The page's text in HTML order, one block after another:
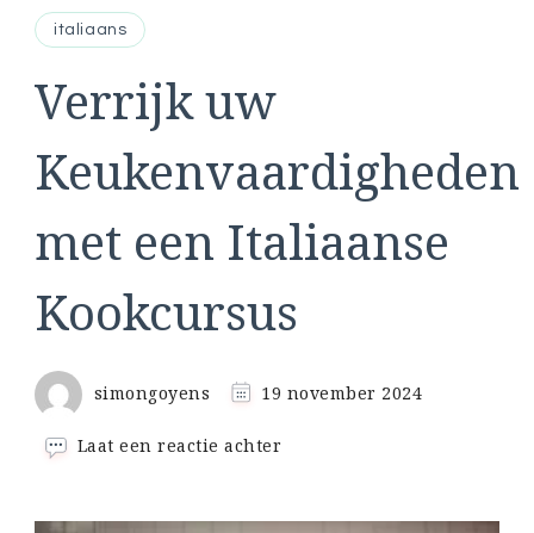
italiaans
Verrijk uw
Keukenvaardigheden
met een Italiaanse
Kookcursus
simongoyens 19 november 2024
Laat een reactie achter
Keukenvaardigheden